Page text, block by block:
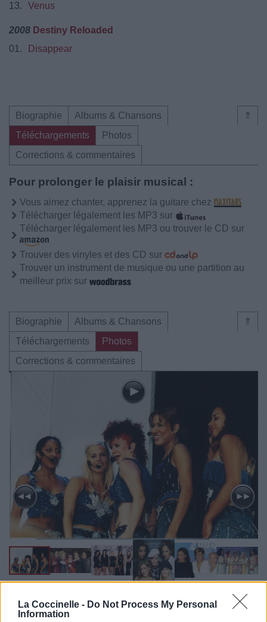
La Coccinelle - Do Not Process My Personal
Information
13.
Venus
2008 Destiny Reloaded
01.
Disappear
⇑
Biographie
Albums & Chansons
Téléchargements
Photos
Corrections & commentaires
Pour prolonger le plaisir musical :
Vous aimez chanter, apprenez la guitare chez
Télécharger légalement les MP3 sur
Télécharger légalement les MP3 ou trouver le CD sur
Trouver des vinyles et des CD sur
Trouver un instrument de musique ou une partition au
meilleur prix sur
⇑
Biographie
Albums & Chansons
Téléchargements
Photos
Corrections & commentaires
⇑
Biographie
Albums & Chansons